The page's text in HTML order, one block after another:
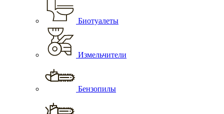
Биотуалеты
Измельчители
Бензопилы